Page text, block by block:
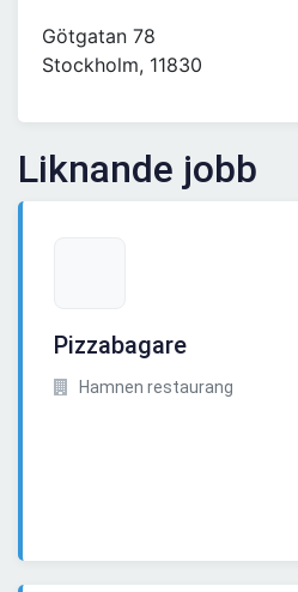
Götgatan 78
Stockholm, 11830
Liknande jobb
Pizzabagare
Hamnen restaurang